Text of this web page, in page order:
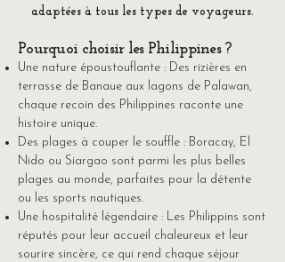
adaptées à tous les types de voyageurs.
Pourquoi choisir les Philippines ?
Une nature époustouflante : Des rizières en
terrasse de Banaue aux lagons de Palawan,
chaque recoin des Philippines raconte une
histoire unique.
Des plages à couper le souffle : Boracay, El
Nido ou Siargao sont parmi les plus belles
plages au monde, parfaites pour la détente
ou les sports nautiques.
Une hospitalité légendaire : Les Philippins sont
réputés pour leur accueil chaleureux et leur
sourire sincère, ce qui rend chaque séjour